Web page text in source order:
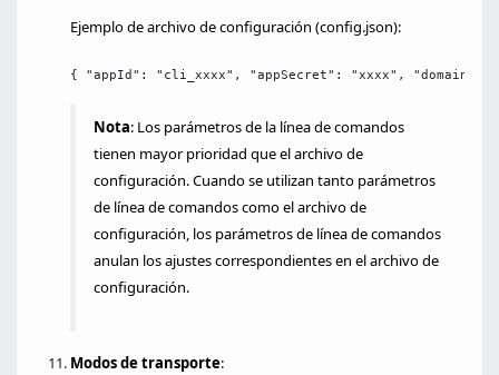
Ejemplo de archivo de configuración (config.json):
{ "appId": "cli_xxxx", "appSecret": "xxxx", "domain":
Nota: Los parámetros de la línea de comandos
tienen mayor prioridad que el archivo de
configuración. Cuando se utilizan tanto parámetros
de línea de comandos como el archivo de
configuración, los parámetros de línea de comandos
anulan los ajustes correspondientes en el archivo de
configuración.
Modos de transporte: